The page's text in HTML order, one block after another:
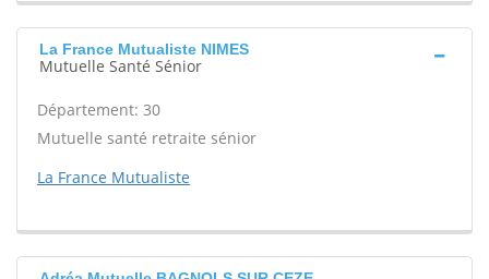
La France Mutualiste NIMES
Mutuelle Santé Sénior
Département: 30
Mutuelle santé retraite sénior
La France Mutualiste